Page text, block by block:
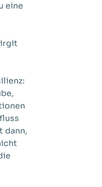
eine
dann,